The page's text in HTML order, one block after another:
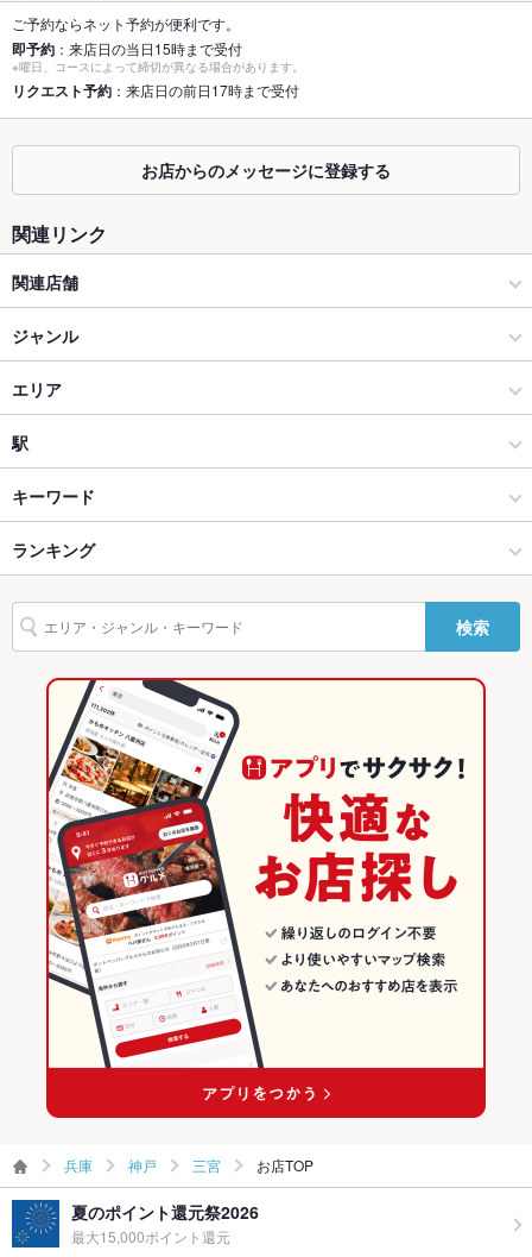
OKです！
座敷 なし ：お座敷のご用意はございません。
掘りごたつ なし ：掘りごたつのご用意はございません。
あり ：カウンター席のご用意はございません。
テラス席
貸切
設備
Wi-Fi
バリアフリ
ー
駐車場
TV・プロジ
ェクタ
あり
3800円～ご用意！
飲み放題 あり ：コース利用時・前日までの予約に限り対応可
食べ放題 なし ：食べ放題のご用意はございません。
ワイン充実
お子様連れ
お子様連れ歓迎 ：事前にお申し出いただきますとスムーズにご
案内できます。
ウェディン
応相談★ウェディング用プランもご用意しております。貸切は
平日20名様～OK♪
お祝い・サ
可
備考
物価高騰により10月15日より平日のランチが1890円となりま
ご予約ならネット予約が便利です。
即予約 ：来店日の当日15時まで受付
※曜日、コースによって締切が異なる場合があります。
リクエスト予約 ：来店日の前日17時まで受付
お店からのメッセージに登録する
関連リンク
関連店舗
ル レストラン マロニエ
Oboreru sakana （溺れる肴）
ジャンル
イタリアン・フレンチ
フレンチ
神戸 × イタリアン・フレンチ
神戸 × フレンチ
三ノ宮駅 × イタリアン・フレンチ
三ノ宮駅 × フレンチ
ダイニングバー・バル
和風・創作
神戸 × ダイニングバー・バル
神戸 × 和風・創作
三ノ宮駅 × ダイニングバー・バル
三ノ宮駅 × 和風・創作
エリア
三宮
三宮 × イタリアン・フレンチ
三宮 × フレンチ
三宮 × ダイニングバー・バル
三宮 × 和風・創作
兵庫 × イタリアン・フレンチ
兵庫 × フレンチ
兵庫 × ダイニングバー・バル
兵庫 × 和風・創作
駅
三ノ宮駅
神戸三宮駅
三宮駅
キーワード
炉ばた焼き・炙り焼き
パテ 鴨肉 仔羊 パスタ ペペロンチーノ ケーキ
ランキング
兵庫のグルメランキング
兵庫のイタリアン・フレンチランキング
兵庫のフレンチランキング
神戸のグルメランキング
神戸のイタリアン・フレンチランキング
神戸のフレンチランキング
三宮のグルメランキング
三宮のイタリアン・フレンチランキング
三宮のフレンチランキング
検索
兵庫 神戸 三宮 お店TOP
夏のポイント還元祭2026
最大15,000ポイント還元